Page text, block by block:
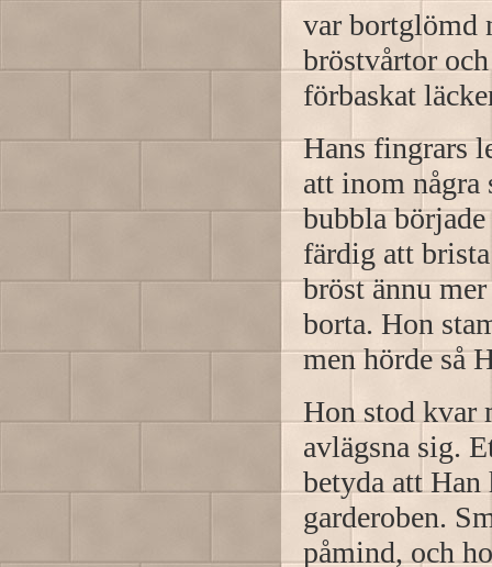
var bortglömd
bröstvårtor
förbaskat
Hans fingrars
att inom några
bubbla
färdig att
bröst ännu
borta. Hon
men hörde så
Hon stod kvar
avlägsna sig.
betyda att Han
garderoben.
påmind, och